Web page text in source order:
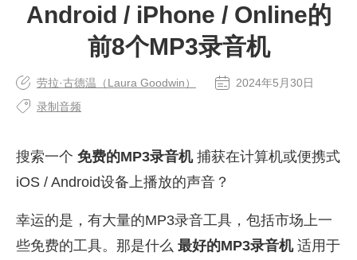
Android / iPhone / Online的
前8个MP3录音机
劳拉·古德温（Laura Goodwin）
2024年5月30日
录制音频
搜索一个 免费的MP3录音机捕获在计算机或便携式
iOS / Android设备上播放的声音？
幸运的是，有大量的MP3录音工具，包括市场上一
些免费的工具。那是什么 最好的MP3录音机适用于